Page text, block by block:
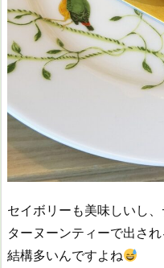
セイボリーも美味しいし
ターヌーンティーで出さ
結構多いんですよね